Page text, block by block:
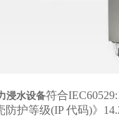
浸水设备符合
防护等级(IP 代码)》